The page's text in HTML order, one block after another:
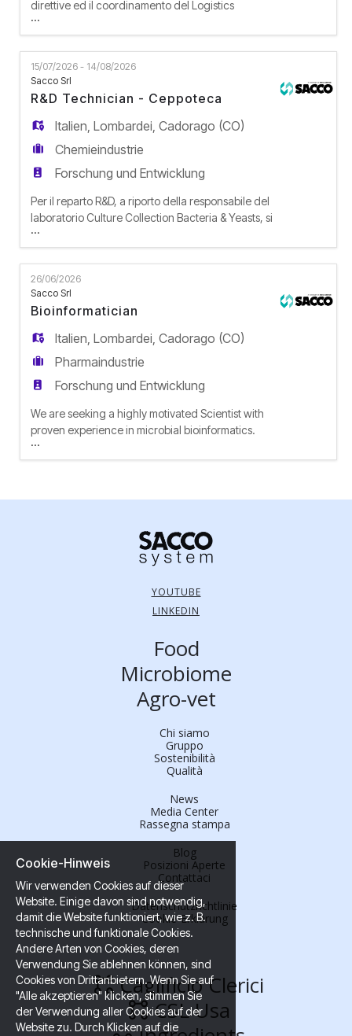
direttive ed il coordinamento del Logistics
Manager, operando all'interno di un team di
magazzino composto da 3 risorse. La risorsa si
occuperà di dare supporto alle principali aree di
magazzino, garantendo operatività, ordine e
accuratezza nella gestione dei flussi di merce.
ATTIVITÀ SVOLTE E RES
...
15/07/2026 - 14/08/2026
Sacco Srl
R&D Technician - Ceppoteca
Italien,Lombardei,Cadorago (CO)
Chemieindustrie
Forschung und Entwicklung
Per il reparto R&D, a riporto della responsabile del
laboratorio Culture Collection Bacteria & Yeasts, si
ricerca figura che collabori al potenziamento e
allo sviluppo della Ceppoteca generale batteri e
lieviti. La risorsa si occuperà di supportare la
responsabile nell'esecuzione di tutte le attività
microbiologiche in laboratorio. Le principal
...
26/06/2026
Sacco Srl
Bioinformatician
Italien,Lombardei,Cadorago (CO)
Pharmaindustrie
Forschung und Entwicklung
We are seeking a highly motivated Scientist with
proven experience in microbial bioinformatics.
The successful candidate will play a key role in
the development, maintenance, and continuous
...
YOUTUBE
LINKEDIN
Food
Microbiome
Agro-vet
Chi siamo
Gruppo
Sostenibilità
Qualità
News
Media Center
Rassegna stampa
Blog
Posizioni Aperte
Contattaci
Datenschutzrichtlinie
Cookie-Erklärung
Caglificio Clerici
CSL Usa
Cookie-Hinweis
Wir verwenden Cookies auf dieser
Website. Einige davon sind notwendig,
damit die Website funktioniert, wie z. B.
technische und funktionale Cookies.
Andere Arten von Cookies, deren
Verwendung Sie ablehnen können, sind
Cookies von Drittanbietern. Wenn Sie auf
"Alle akzeptieren" klicken, stimmen Sie
der Verwendung aller Cookies auf der
Website zu. Durch Klicken auf die